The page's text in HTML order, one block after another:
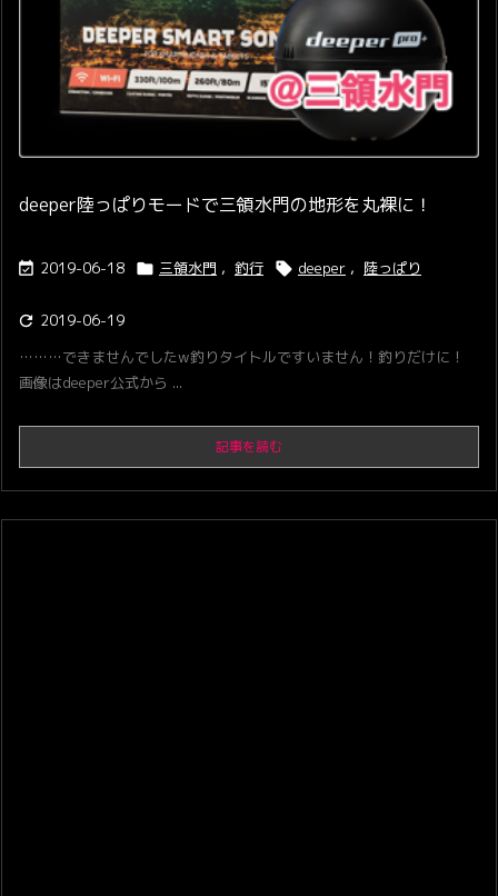
deeper陸っぱりモードで三領水門の地形を丸裸に！
 2019-06-18  三領水門 , 釣行  deeper , 陸っぱり
 2019-06-19
………できませんでしたw釣りタイトルですいません！釣りだけに！
画像はdeeper公式から ...
記事を読む